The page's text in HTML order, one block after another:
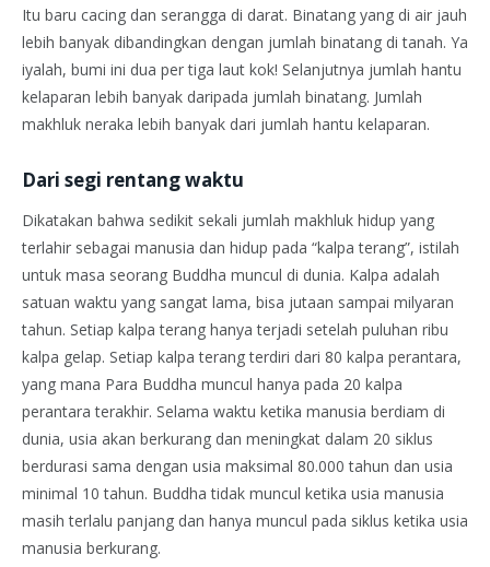
Itu baru cacing dan serangga di darat. Binatang yang di air jauh
lebih banyak dibandingkan dengan jumlah binatang di tanah. Ya
iyalah, bumi ini dua per tiga laut kok! Selanjutnya jumlah hantu
kelaparan lebih banyak daripada jumlah binatang. Jumlah
makhluk neraka lebih banyak dari jumlah hantu kelaparan.
Dari segi rentang waktu
Dikatakan bahwa sedikit sekali jumlah makhluk hidup yang
terlahir sebagai manusia dan hidup pada “kalpa terang”, istilah
untuk masa seorang Buddha muncul di dunia. Kalpa adalah
satuan waktu yang sangat lama, bisa jutaan sampai milyaran
tahun. Setiap kalpa terang hanya terjadi setelah puluhan ribu
kalpa gelap. Setiap kalpa terang terdiri dari 80 kalpa perantara,
yang mana Para Buddha muncul hanya pada 20 kalpa
perantara terakhir. Selama waktu ketika manusia berdiam di
dunia, usia akan berkurang dan meningkat dalam 20 siklus
berdurasi sama dengan usia maksimal 80.000 tahun dan usia
minimal 10 tahun. Buddha tidak muncul ketika usia manusia
masih terlalu panjang dan hanya muncul pada siklus ketika usia
manusia berkurang.